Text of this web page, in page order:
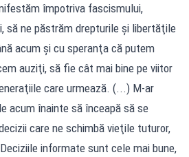
împotriva fascismului,
să ne păstrăm drepturile şi libertăţile
acum şi cu speranţa că putem
auziţi, să fie cât mai bine pe viitor
care urmează. (...) M-ar
acum înainte să înceapă să se
care ne schimbă vieţile tuturor,
informate sunt cele mai bune,